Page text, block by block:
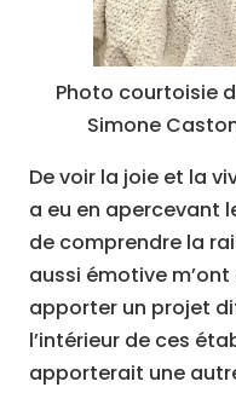
Photo courtoisie
Simone
De voir la joie et la
a eu en apercevant
de comprendre la
aussi émotive
apporter un projet
l’intérieur de ces
apporterait une